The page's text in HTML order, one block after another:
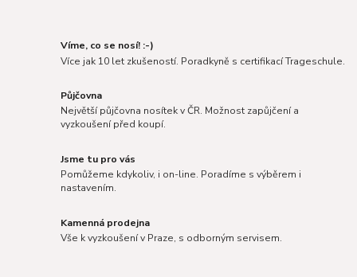
Víme, co se nosí! :-)
Více jak 10 let zkušeností. Poradkyně s certifikací Trageschule.
Půjčovna
Největší půjčovna nosítek v ČR. Možnost zapůjčení a
vyzkoušení před koupí.
Jsme tu pro vás
Pomůžeme kdykoliv, i on-line. Poradíme s výběrem i
nastavením.
Kamenná prodejna
Vše k vyzkoušení v Praze, s odborným servisem.